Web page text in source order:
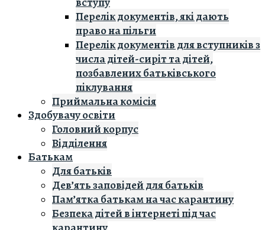
Перелік документів, які дають
право на пільги
Перелік документів для вступників з
числа дітей-сиріт та дітей,
позбавлених батьківського
піклування
Приймальна комісія
Здобувачу освіти
Головний корпус
Вiддiлення
Батькам
Для батьків
Дев’ять заповідей для батьків
Пам’ятка батькам на час карантину
Безпека дітей в інтернеті під час